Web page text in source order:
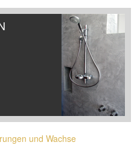
und Wachse